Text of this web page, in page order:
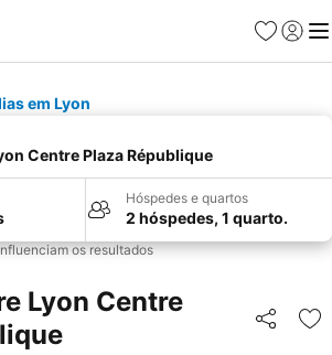
Favoritos
Iniciar
em Lyon
Centre Plaza République
Hóspedes e quartos
2 hóspedes, 1 quarto.
os resultados
Lyon Centre
Partilhar